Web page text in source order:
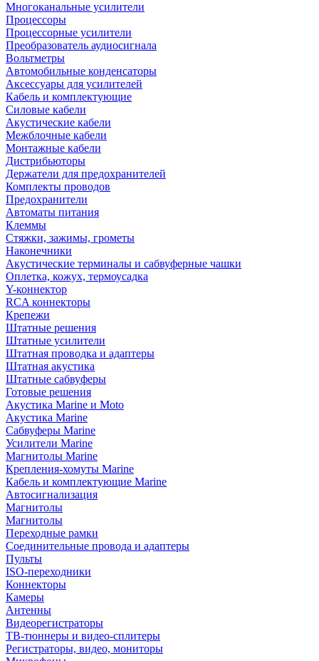
Многоканальные усилители
Процессоры
Процессорные усилители
Преобразователь аудиосигнала
Вольтметры
Автомобильные конденсаторы
Аксессуары для усилителей
Кабель и комплектующие
Силовые кабели
Акустические кабели
Межблочные кабели
Монтажные кабели
Дистрибьюторы
Держатели для предохранителей
Комплекты проводов
Предохранители
Автоматы питания
Клеммы
Стяжки, зажимы, грометы
Наконечники
Акустические терминалы и сабвуферные чашки
Оплетка, кожух, термоусадка
Y-коннектор
RCA коннекторы
Крепежи
Штатные решения
Штатные усилители
Штатная проводка и адаптеры
Штатная акустика
Штатные сабвуферы
Готовые решения
Акустика Marine и Moto
Акустика Marine
Сабвуферы Marine
Усилители Marine
Магнитолы Marine
Крепления-хомуты Marine
Кабель и комплектующие Marine
Автосигнализация
Магнитолы
Магнитолы
Переходные рамки
Соединительные провода и адаптеры
Пульты
ISO-переходники
Коннекторы
Камеры
Антенны
Видеорегистраторы
ТВ-тюннеры и видео-сплитеры
Регистраторы, видео, мониторы